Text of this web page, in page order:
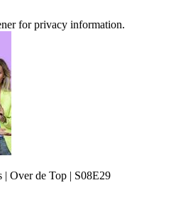
for privacy information.
| Over de Top | S08E29